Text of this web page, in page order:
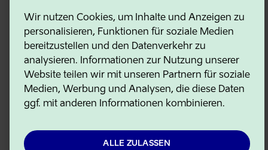
Wir nutzen Cookies, um Inhalte und Anzeigen zu
personalisieren, Funktionen für soziale Medien
bereitzustellen und den Datenverkehr zu
analysieren. Informationen zur Nutzung unserer
Website teilen wir mit unseren Partnern für soziale
Medien, Werbung und Analysen, die diese Daten
ggf. mit anderen Informationen kombinieren.
ALLE ZULASSEN